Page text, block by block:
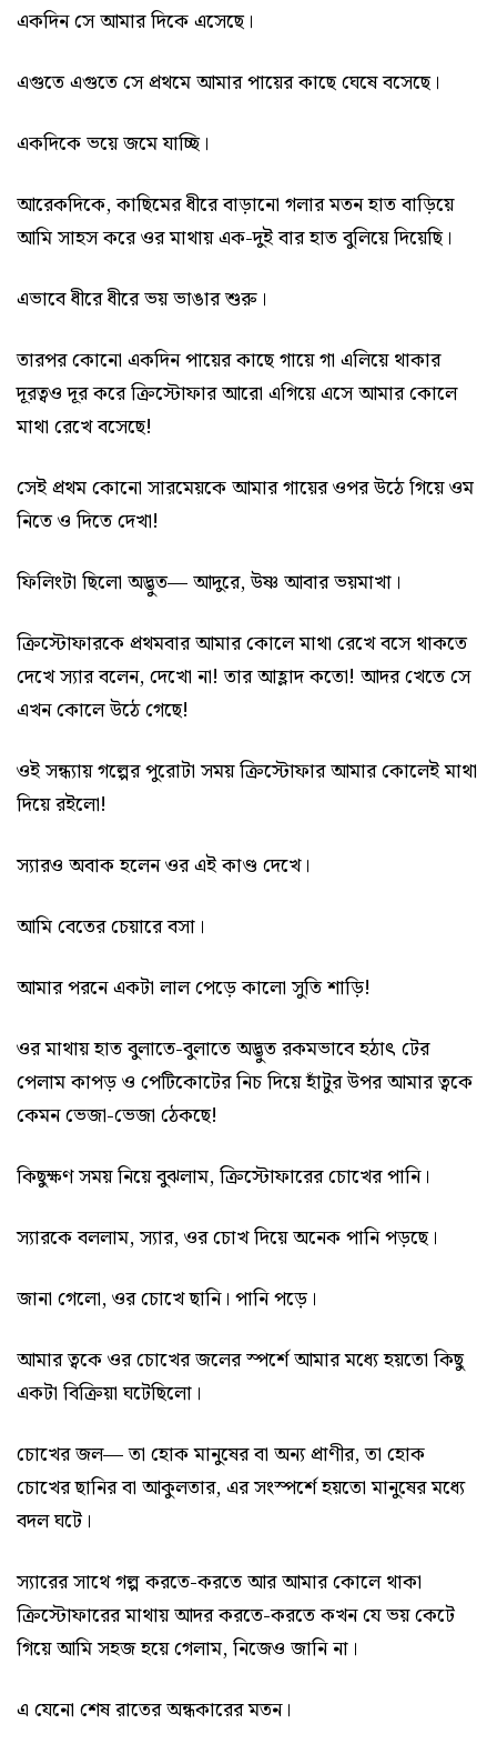
একদিন সে আমার দিকে এসেছে।
এগুতে এগুতে সে প্রথমে আমার পায়ের কাছে ঘেষে বসেছে।
একদিকে ভয়ে জমে যাচ্ছি।
আরেকদিকে, কাছিমের ধীরে বাড়ানো গলার মতন হাত বাড়িয়ে
আমি সাহস করে ওর মাথায় এক-দুই বার হাত বুলিয়ে দিয়েছি।
এভাবে ধীরে ধীরে ভয় ভাঙার শুরু।
তারপর কোনো একদিন পায়ের কাছে গায়ে গা এলিয়ে থাকার
দূরত্বও দূর করে ক্রিস্টোফার আরো এগিয়ে এসে আমার কোলে
মাথা রেখে বসেছে!
সেই প্রথম কোনো সারমেয়কে আমার গায়ের ওপর উঠে গিয়ে ওম
নিতে ও দিতে দেখা!
ফিলিংটা ছিলো অদ্ভুত— আদুরে, উষ্ণ আবার ভয়মাখা।
ক্রিস্টোফারকে প্রথমবার আমার কোলে মাথা রেখে বসে থাকতে
দেখে স্যার বলেন, দেখো না! তার আহ্লাদ কতো! আদর খেতে সে
এখন কোলে উঠে গেছে!
ওই সন্ধ্যায় গল্পের পুরোটা সময় ক্রিস্টোফার আমার কোলেই মাথা
দিয়ে রইলো!
স্যারও অবাক হলেন ওর এই কাণ্ড দেখে।
আমি বেতের চেয়ারে বসা।
আমার পরনে একটা লাল পেড়ে কালো সুতি শাড়ি!
ওর মাথায় হাত বুলাতে-বুলাতে অদ্ভুত রকমভাবে হঠাৎ টের
পেলাম কাপড় ও পেটিকোটের নিচ দিয়ে হাঁটুর উপর আমার ত্বকে
কেমন ভেজা-ভেজা ঠেকছে!
কিছুক্ষণ সময় নিয়ে বুঝলাম, ক্রিস্টোফারের চোখের পানি।
স্যারকে বললাম, স্যার, ওর চোখ দিয়ে অনেক পানি পড়ছে।
জানা গেলো, ওর চোখে ছানি। পানি পড়ে।
আমার ত্বকে ওর চোখের জলের স্পর্শে আমার মধ্যে হয়তো কিছু
একটা বিক্রিয়া ঘটেছিলো।
চোখের জল— তা হোক মানুষের বা অন্য প্রাণীর, তা হোক
চোখের ছানির বা আকুলতার, এর সংস্পর্শে হয়তো মানুষের মধ্যে
বদল ঘটে।
স্যারের সাথে গল্প করতে-করতে আর আমার কোলে থাকা
ক্রিস্টোফারের মাথায় আদর করতে-করতে কখন যে ভয় কেটে
গিয়ে আমি সহজ হয়ে গেলাম, নিজেও জানি না।
এ যেনো শেষ রাতের অন্ধকারের মতন।